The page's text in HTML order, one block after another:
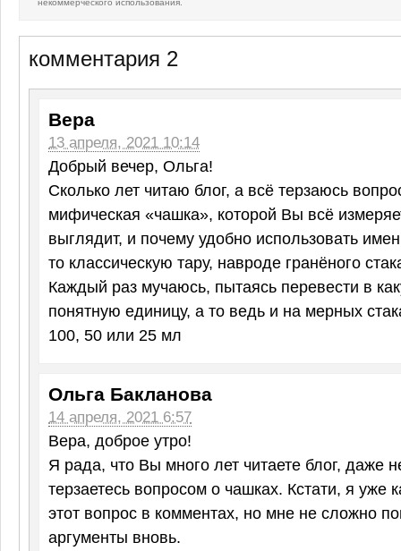
некоммерческого использования.
комментария 2
Вера
13 апреля, 2021 10:14
Добрый вечер, Ольга!
Сколько лет читаю блог, а всё терзаюсь
мифическая «чашка», которой Вы всё
выглядит, и почему удобно использовать
то классическую тару, навроде гранёного
Каждый раз мучаюсь, пытаясь перевести в
понятную единицу, а то ведь и на мерных
100, 50 или 25 мл
Ольга Бакланова
14 апреля, 2021 6:57
Вера, доброе утро!
Я рада, что Вы много лет читаете блог, даже
терзаетесь вопросом о чашках. Кстати, я уже
этот вопрос в комментах, но мне не сложно
аргументы вновь.